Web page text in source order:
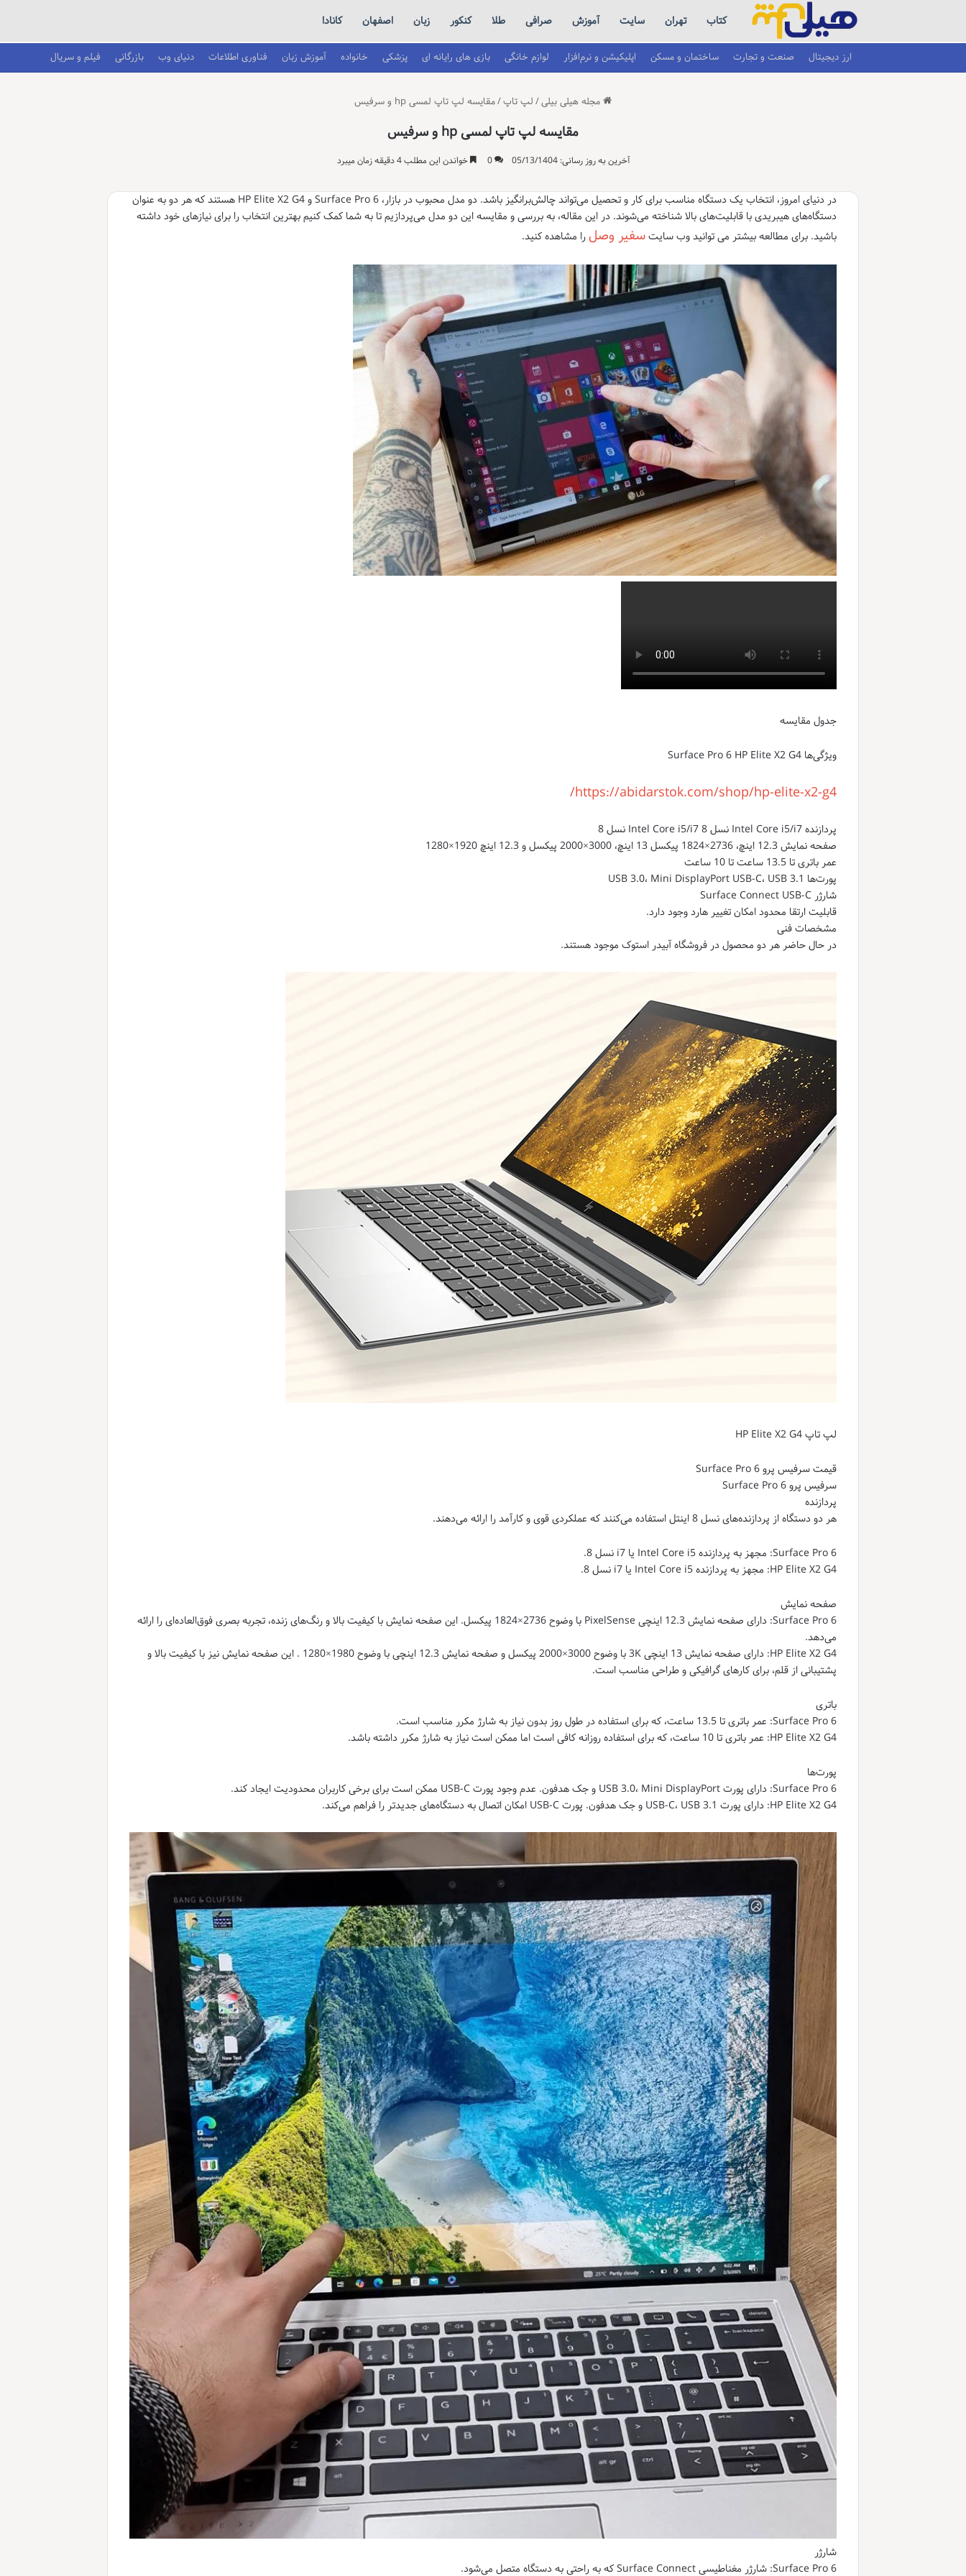
کتاب تهران سایت آموزش صرافی طلا کنکور زبان اصفهان کانادا
ارز دیجیتال صنعت و تجارت ساختمان و مسکن اپلیکیشن و نرم‌افزار لوازم خانگی بازی های رایانه ای پزشکی خانواده آموزش زبان فناوری اطلاعات دنیای وب بازرگانی فیلم و سریال
مجله هیلی بیلی/ لپ تاپ/مقایسه لپ تاپ لمسی hp و سرفیس
مقایسه لپ تاپ لمسی hp و سرفیس
آخرین به روز رسانی: 05/13/1404 0 خواندن این مطلب 4 دقیقه زمان میبرد
در دنیای امروز، انتخاب یک دستگاه مناسب برای کار و تحصیل می‌تواند چالش‌برانگیز باشد. دو مدل محبوب در بازار، Surface Pro 6 و HP Elite X2 G4 هستند که هر دو به عنوان
دستگاه‌های هیبریدی با قابلیت‌های بالا شناخته می‌شوند. در این مقاله، به بررسی و مقایسه این دو مدل می‌پردازیم تا به شما کمک کنیم بهترین انتخاب را برای نیازهای خود داشته
باشید. برای مطالعه بیشتر می توانید وب سایتسفیر وصلرا مشاهده کنید.
جدول مقایسه
ویژگی‌ها Surface Pro 6 HP Elite X2 G4
https://abidarstok.com/shop/hp-elite-x2-g4/
پردازنده Intel Core i5/i7 نسل 8 Intel Core i5/i7 نسل 8
صفحه نمایش 12.3 اینچ، 2736×1824 پیکسل 13 اینچ، 3000×2000 پیکسل و 12.3 اینچ 1920×1280
عمر باتری تا 13.5 ساعت تا 10 ساعت
پورت‌ها USB 3.0، Mini DisplayPort USB-C، USB 3.1
شارژر Surface Connect USB-C
قابلیت ارتقا محدود امکان تغییر هارد وجود دارد.
مشخصات فنی
در حال حاضر هر دو محصول در فروشگاه آبیدر استوک موجود هستند.
لپ تاپ HP Elite X2 G4
قیمت سرفیس پرو 6 Surface Pro
سرفیس پرو 6 Surface Pro
پردازنده
هر دو دستگاه از پردازنده‌های نسل 8 اینتل استفاده می‌کنند که عملکردی قوی و کارآمد را ارائه می‌دهند.
Surface Pro 6: مجهز به پردازنده Intel Core i5 یا i7 نسل 8.
HP Elite X2 G4: مجهز به پردازنده Intel Core i5 یا i7 نسل 8.
صفحه نمایش
Surface Pro 6: دارای صفحه نمایش 12.3 اینچی PixelSense با وضوح 2736×1824 پیکسل. این صفحه نمایش با کیفیت بالا و رنگ‌های زنده، تجربه بصری فوق‌العاده‌ای را ارائه
می‌دهد.
HP Elite X2 G4: دارای صفحه نمایش 13 اینچی 3K با وضوح 3000×2000 پیکسل و صفحه نمایش 12.3 اینچی با وضوح 1980×1280 . این صفحه نمایش نیز با کیفیت بالا و
پشتیبانی از قلم، برای کارهای گرافیکی و طراحی مناسب است.
باتری
Surface Pro 6: عمر باتری تا 13.5 ساعت، که برای استفاده در طول روز بدون نیاز به شارژ مکرر مناسب است.
HP Elite X2 G4: عمر باتری تا 10 ساعت، که برای استفاده روزانه کافی است اما ممکن است نیاز به شارژ مکرر داشته باشد.
پورت‌ها
Surface Pro 6: دارای پورت USB 3.0، Mini DisplayPort و جک هدفون. عدم وجود پورت USB-C ممکن است برای برخی کاربران محدودیت ایجاد کند.
HP Elite X2 G4: دارای پورت USB-C، USB 3.1 و جک هدفون. پورت USB-C امکان اتصال به دستگاه‌های جدیدتر را فراهم می‌کند.
شارژر
Surface Pro 6: شارژر مغناطیسی Surface Connect که به راحتی به دستگاه متصل می‌شود.